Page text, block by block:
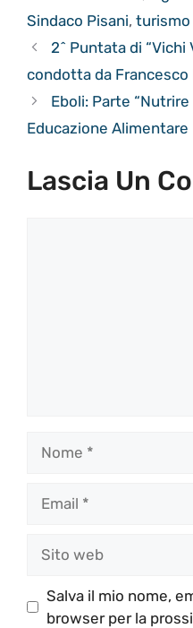
Sindaco Pisani, turismo
2^ Puntata di “Vichi
condotta da Francesco
Eboli: Parte
Educazione Alimentare
Lascia Un
web
Salva il mio nome,
browser per la